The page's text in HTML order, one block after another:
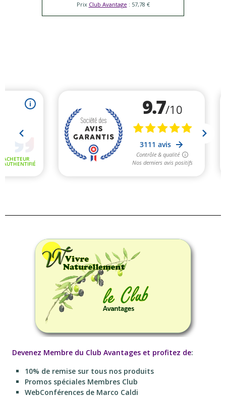
Prix Club Avantage : 57,78 €
Devenez Membre du Club Avantages et profitez de:
10% de remise sur tous nos produits
Promos spéciales Membres Club
WebConférences de Marco Caldi